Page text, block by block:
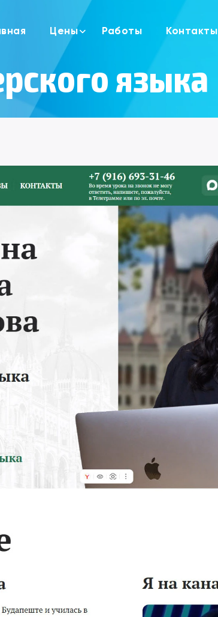
Цены
Сайт визитка
Лендинг пейдж
Сайт портфолио
Сайт блог
Сайт каталог
Интернет магазин
Работы Контакты
языка